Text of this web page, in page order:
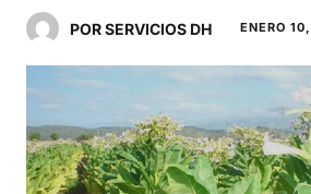
POR SERVICIOS DH ENERO